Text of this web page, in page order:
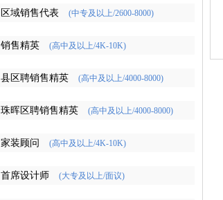
区域销售代表 (中专及以上/2600-8000)
销售精英 (高中及以上/4K-10K)
县区聘销售精英 (高中及以上/4000-8000)
珠晖区聘销售精英 (高中及以上/4000-8000)
家装顾问 (高中及以上/4K-10K)
首席设计师 (大专及以上/面议)